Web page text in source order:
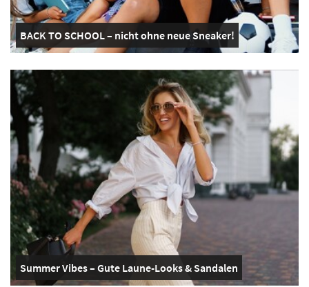
BACK TO SCHOOL – nicht ohne neue Sneaker!
Summer Vibes – Gute Laune-Looks & Sandalen